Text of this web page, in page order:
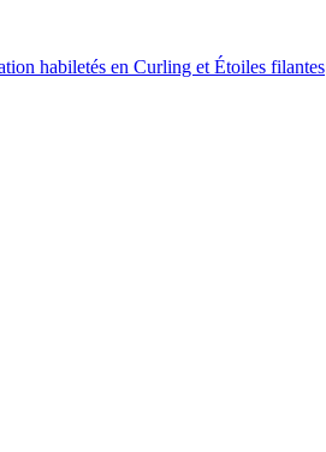
habiletés en Curling et Étoiles filantes